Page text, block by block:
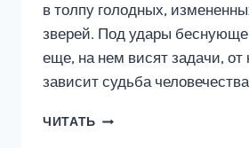
в толпу голодных,
зверей. Под удары
еще, на нем висят задачи, от
зависит судьба
ЧИТАТЬ ПРОБУЖДЕНИЕ